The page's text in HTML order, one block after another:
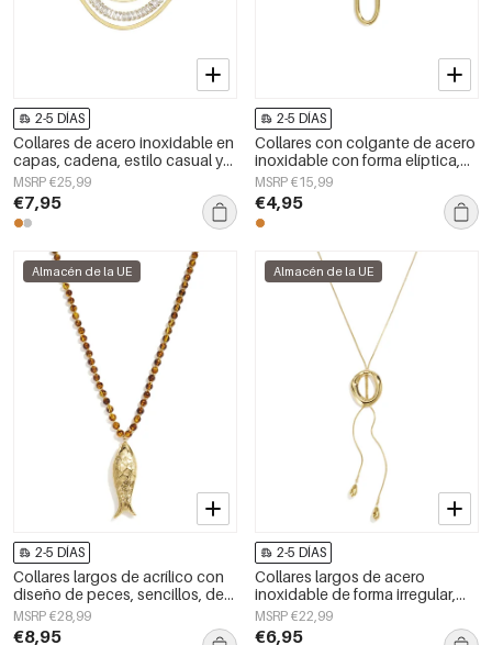
2-5 DÍAS
Collares de acero inoxidable en
capas, cadena, estilo casual y
sencillo para uso diario, joyería
para mujer.
MSRP €25,99
€7,95
2-5 DÍAS
Collares con colgante de acero
inoxidable con forma elíptica,
sencillos, de la serie Daily
Simple para mujer.
MSRP €15,99
€4,95
Almacén de la UE
2-5 DÍAS
Collares largos de acrílico con
diseño de peces, sencillos, de
la serie Daily Simple, joyería para
mujer.
MSRP €28,99
€8,95
Almacén de la UE
2-5 DÍAS
Collares largos de acero
inoxidable de forma irregular,
sencillos, de la serie Simple
Daily para mujer.
MSRP €22,99
€6,95